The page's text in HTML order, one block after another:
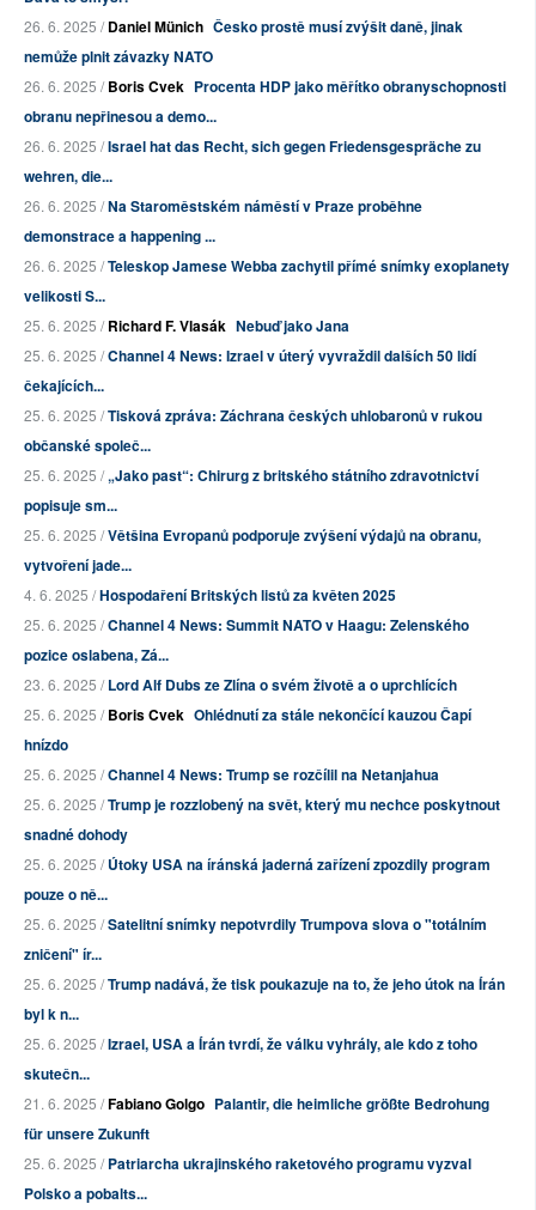
26. 6. 2025 /Daniel Münich Česko prostě musí zvýšit daně, jinak
nemůže plnit závazky NATO
26. 6. 2025 /Boris Cvek Procenta HDP jako měřítko obranyschopnosti
obranu nepřinesou a demo...
26. 6. 2025 /Israel hat das Recht, sich gegen Friedensgespräche zu
wehren, die...
26. 6. 2025 /Na Staroměstském náměstí v Praze proběhne
demonstrace a happening ...
26. 6. 2025 /Teleskop Jamese Webba zachytil přímé snímky exoplanety
velikosti S...
25. 6. 2025 /Richard F. Vlasák Nebuď jako Jana
25. 6. 2025 /Channel 4 News: Izrael v úterý vyvraždil dalších 50 lidí
čekajících...
25. 6. 2025 /Tisková zpráva: Záchrana českých uhlobaronů v rukou
občanské společ...
25. 6. 2025 /„Jako past“: Chirurg z britského státního zdravotnictví
popisuje sm...
25. 6. 2025 /Většina Evropanů podporuje zvýšení výdajů na obranu,
vytvoření jade...
4. 6. 2025 /Hospodaření Britských listů za květen 2025
25. 6. 2025 /Channel 4 News: Summit NATO v Haagu: Zelenského
pozice oslabena, Zá...
23. 6. 2025 /Lord Alf Dubs ze Zlína o svém životě a o uprchlících
25. 6. 2025 /Boris Cvek Ohlédnutí za stále nekončící kauzou Čapí
hnízdo
25. 6. 2025 /Channel 4 News: Trump se rozčílil na Netanjahua
25. 6. 2025 /Trump je rozzlobený na svět, který mu nechce poskytnout
snadné dohody
25. 6. 2025 /Útoky USA na íránská jaderná zařízení zpozdily program
pouze o ně...
25. 6. 2025 /Satelitní snímky nepotvrdily Trumpova slova o "totálním
zničení" ír...
25. 6. 2025 /Trump nadává, že tisk poukazuje na to, že jeho útok na Írán
byl k n...
25. 6. 2025 /Izrael, USA a Írán tvrdí, že válku vyhrály, ale kdo z toho
skutečn...
21. 6. 2025 /Fabiano Golgo Palantir, die heimliche größte Bedrohung
für unsere Zukunft
25. 6. 2025 /Patriarcha ukrajinského raketového programu vyzval
Polsko a pobalts...